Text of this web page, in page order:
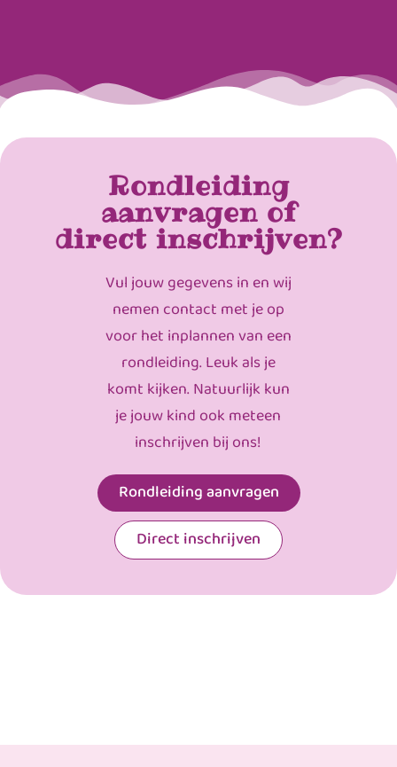
Rondleiding
aanvragen of
direct inschrijven?
Vul jouw gegevens in en wij
nemen contact met je op
voor het inplannen van een
rondleiding. Leuk als je
komt kijken. Natuurlijk kun
je jouw kind ook meteen
inschrijven bij ons!
Rondleiding aanvragen
Direct inschrijven